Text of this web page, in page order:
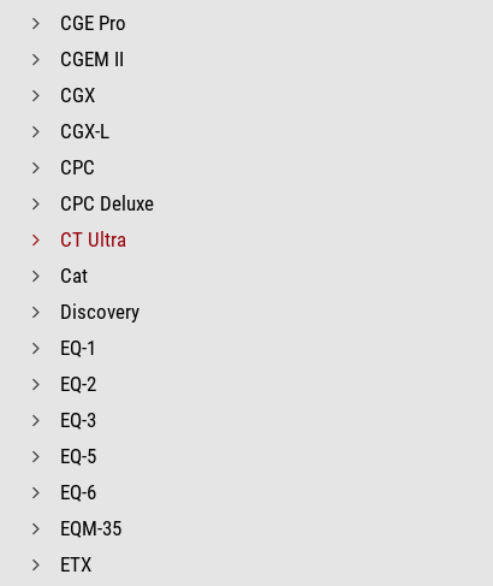
CGE Pro
CGEM II
CGX
CGX-L
CPC
CPC Deluxe
CT Ultra
Cat
Discovery
EQ-1
EQ-2
EQ-3
EQ-5
EQ-6
EQM-35
ETX